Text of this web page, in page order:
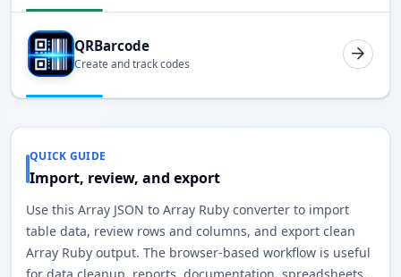
QRBarcode
Create and track codes
QUICK GUIDE
Import, review, and export
Use this Array JSON to Array Ruby converter to import
table data, review rows and columns, and export clean
Array Ruby output. The browser-based workflow is useful